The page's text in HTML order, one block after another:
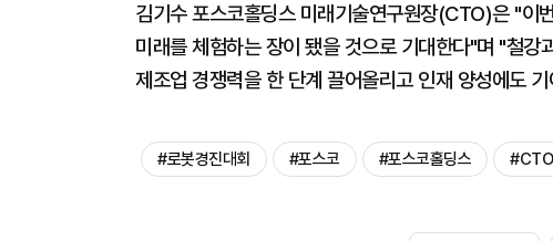
김기수 포스코홀딩스 미래기술연구원장(CTO)은 "이
미래를 체험하는 장이 됐을 것으로 기대한다"며 "철강
제조업 경쟁력을 한 단계 끌어올리고 인재 양성에도
#로봇경진대회 #포스코 #포스코홀딩스 #CTO